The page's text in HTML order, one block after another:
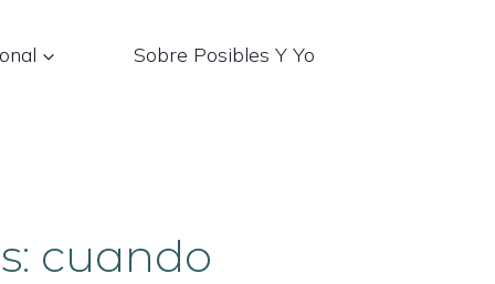
Sobre Posibles Y Yo
cuando